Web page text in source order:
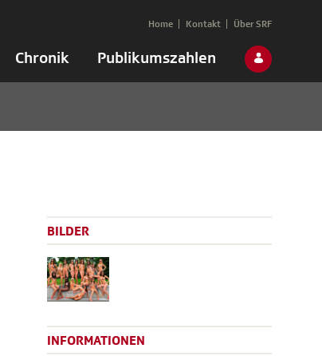
Chronik Publikumszahlen
Home Kontakt Über SRF
BILDER
INFORMATIONEN